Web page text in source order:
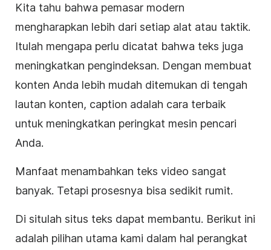
Kita tahu bahwa pemasar modern
mengharapkan lebih dari setiap alat atau taktik.
Itulah mengapa perlu dicatat bahwa teks juga
meningkatkan pengindeksan. Dengan membuat
konten Anda lebih mudah ditemukan di tengah
lautan konten, caption adalah cara terbaik
untuk meningkatkan peringkat mesin pencari
Anda.
Manfaat menambahkan teks video sangat
banyak. Tetapi prosesnya bisa sedikit rumit.
Di situlah situs teks dapat membantu. Berikut ini
adalah pilihan utama kami dalam hal perangkat